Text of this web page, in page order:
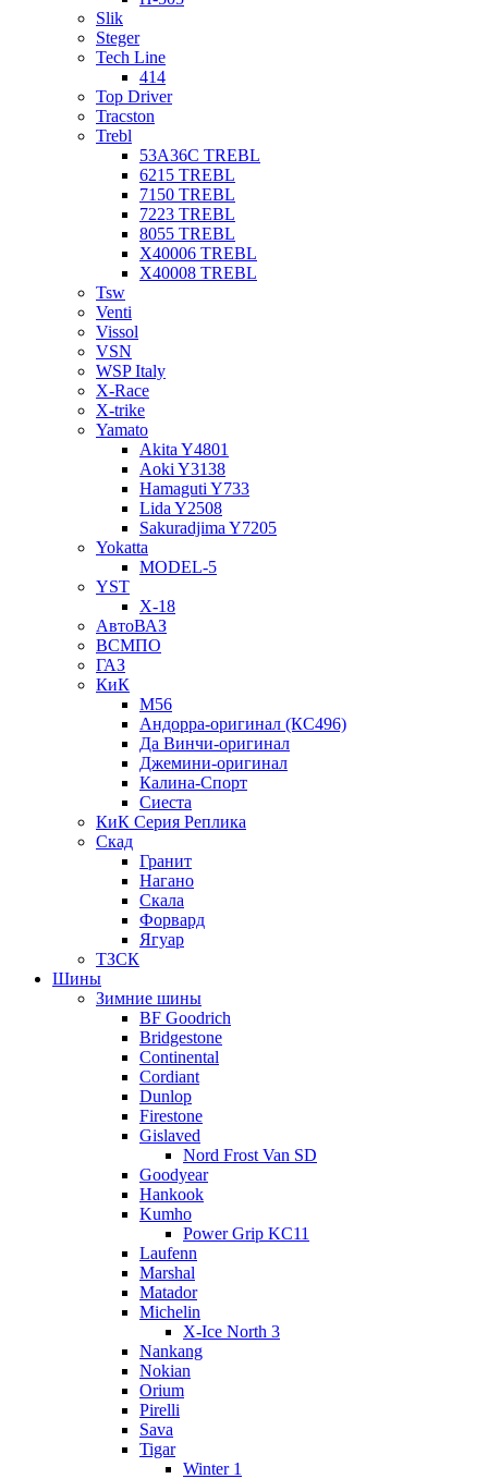
Slik
Steger
Tech Line
414
Top Driver
Tracston
Trebl
53A36C TREBL
6215 TREBL
7150 TREBL
7223 TREBL
8055 TREBL
X40006 TREBL
X40008 TREBL
Tsw
Venti
Vissol
VSN
WSP Italy
X-Race
X-trike
Yamato
Akita Y4801
Aoki Y3138
Hamaguti Y733
Lida Y2508
Sakuradjima Y7205
Yokatta
MODEL-5
YST
X-18
АвтоВАЗ
ВСМПО
ГАЗ
КиК
M56
Андорра-оригинал (КС496)
Да Винчи-оригинал
Джемини-оригинал
Калина-Спорт
Сиеста
КиК Серия Реплика
Скад
Гранит
Нагано
Скала
Форвард
Ягуар
ТЗСК
Шины
Зимние шины
BF Goodrich
Bridgestone
Continental
Cordiant
Dunlop
Firestone
Gislaved
Nord Frost Van SD
Goodyear
Hankook
Kumho
Power Grip KC11
Laufenn
Marshal
Matador
Michelin
X-Ice North 3
Nankang
Nokian
Orium
Pirelli
Sava
Tigar
Winter 1